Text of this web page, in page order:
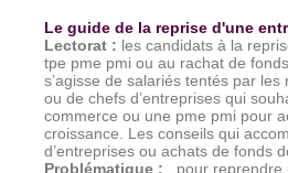
Le guide de la reprise d'une
Lectorat : les candidats à la
tpe pme pmi ou au rachat de
s’agisse de salariés tentés par les
ou de chefs d’entreprises qui
commerce ou une pme pmi pour
croissance. Les conseils qui
d’entreprises ou achats de fonds
Problématique :
pour reprendre